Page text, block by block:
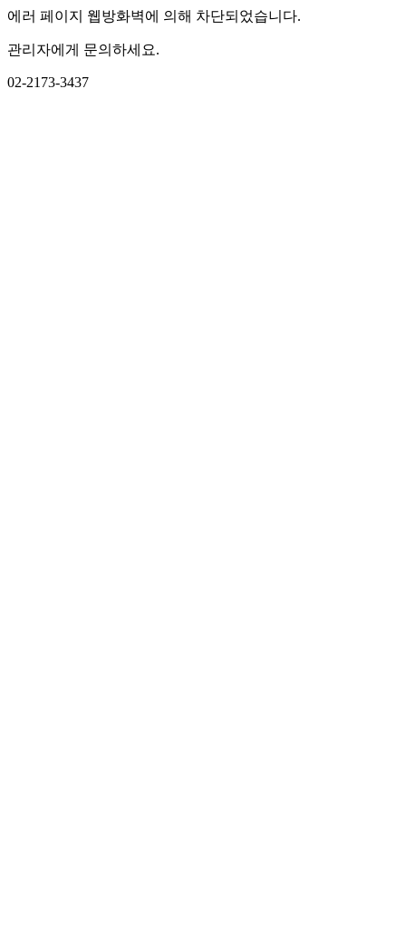
에러 페이지 웹방화벽에 의해 차단되었습니다.
관리자에게 문의하세요.
02-2173-3437